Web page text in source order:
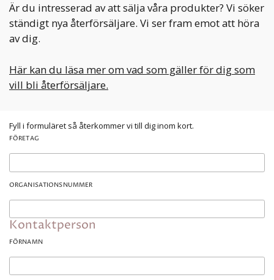
Är du intresserad av att sälja våra produkter? Vi söker
ständigt nya återförsäljare. Vi ser fram emot att höra
av dig.
Här kan du läsa mer om vad som gäller för dig som
vill bli återförsäljare.
Fyll i formuläret så återkommer vi till dig inom kort.
FÖRETAG
ORGANISATIONSNUMMER
Kontaktperson
FÖRNAMN